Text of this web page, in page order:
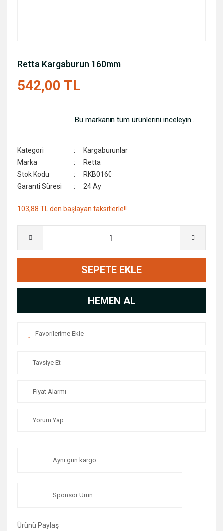
Retta Kargaburun 160mm
542,00 TL
Bu markanın tüm ürünlerini inceleyin...
Kategori
Kargaburunlar
Marka
Retta
Stok Kodu
RKB0160
Garanti Süresi
24 Ay
103,88 TL den başlayan taksitlerle!!
SEPETE EKLE
HEMEN AL
Tavsiye Et
Fiyat Alarmı
Yorum Yap
Aynı gün kargo
Sponsor Ürün
Ürünü Paylaş